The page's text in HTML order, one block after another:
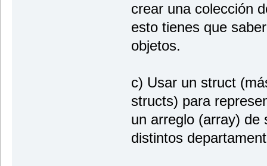
crear una colección
esto tienes que
objetos.
c) Usar un struct
structs) para
un arreglo (array) de
distintos